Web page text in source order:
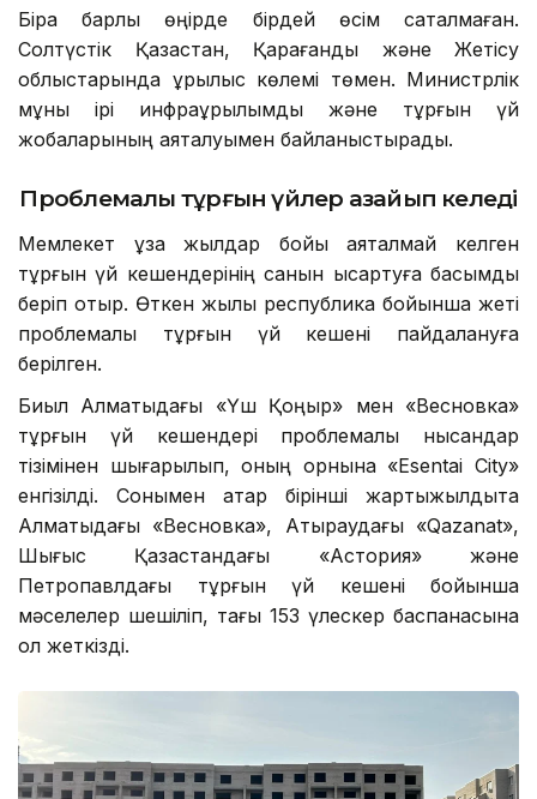
Бірақ барлық өңірде бірдей өсім сақталмаған.
Солтүстік Қазақстан, Қарағанды және Жетісу
облыстарында құрылыс көлемі төмен. Министрлік
мұны ірі инфрақұрылымдық және тұрғын үй
жобаларының аяқталуымен байланыстырады.
Проблемалы тұрғын үйлер азайып келеді
Мемлекет ұзақ жылдар бойы аяқталмай келген
тұрғын үй кешендерінің санын қысқартуға басымдық
беріп отыр. Өткен жылы республика бойынша жеті
проблемалы тұрғын үй кешені пайдалануға
берілген.
Биыл Алматыдағы «Үш Қоңыр» мен «Весновка»
тұрғын үй кешендері проблемалы нысандар
тізімінен шығарылып, оның орнына «Esentai City»
енгізілді. Сонымен қатар бірінші жартыжылдықта
Алматыдағы «Весновка», Атыраудағы «Qazanat»,
Шығыс Қазақстандағы «Астория» және
Петропавлдағы тұрғын үй кешені бойынша
мәселелер шешіліп, тағы 153 үлескер баспанасына
қол жеткізді.